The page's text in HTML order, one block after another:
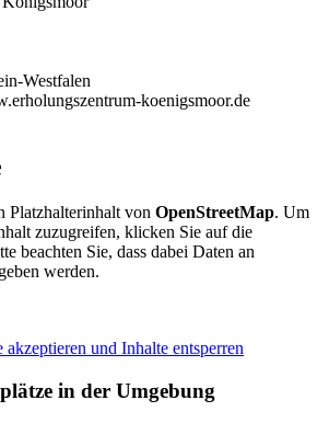
Westfalen
koenigsmoor.de
Platzhalterinhalt von OpenStreetMap. Um
zuzugreifen, klicken Sie auf die
beachten Sie, dass dabei Daten an
werden.
und Inhalte entsperren
in der Umgebung